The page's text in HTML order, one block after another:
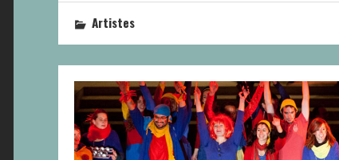
Artistes